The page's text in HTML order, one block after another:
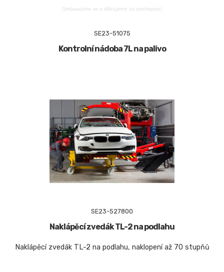
SE23-51075
Kontrolní nádoba 7L na palivo
SE23-527800
Naklápěcí zvedák TL-2 na podlahu
Naklápěcí zvedák TL-2 na podlahu, naklopení až 70 stupňů